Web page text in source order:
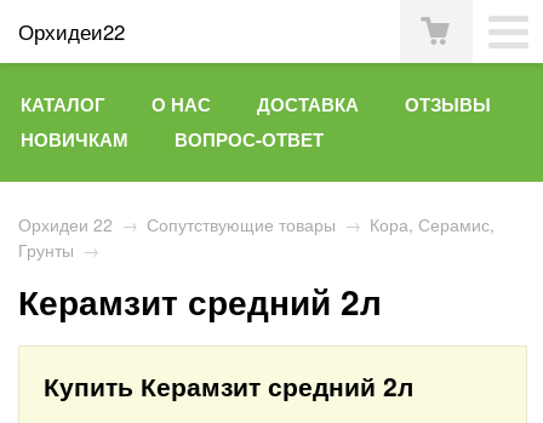
Орхидеи22
КАТАЛОГ О НАС ДОСТАВКА
ОТЗЫВЫ
НОВИЧКАМ
ВОПРОС-ОТВЕТ
Орхидеи 22 → Сопутствующие товары → Кора, Серамис,
Грунты →
Керамзит средний 2л
Купить Керамзит средний 2л